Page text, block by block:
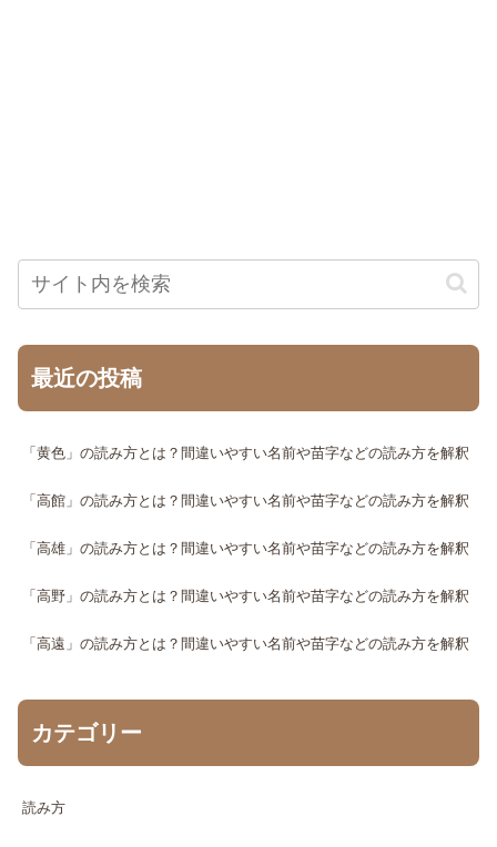
最近の投稿
「黄色」の読み方とは？間違いやすい名前や苗字などの読み方を解釈
「高館」の読み方とは？間違いやすい名前や苗字などの読み方を解釈
「高雄」の読み方とは？間違いやすい名前や苗字などの読み方を解釈
「高野」の読み方とは？間違いやすい名前や苗字などの読み方を解釈
「高遠」の読み方とは？間違いやすい名前や苗字などの読み方を解釈
カテゴリー
読み方